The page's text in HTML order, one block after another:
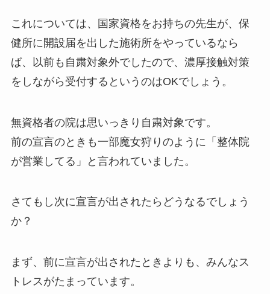
これについては、国家資格をお持ちの先生が、保
健所に開設届を出した施術所をやっているなら
ば、以前も自粛対象外でしたので、濃厚接触対策
をしながら受付するというのはOKでしょう。
無資格者の院は思いっきり自粛対象です。
前の宣言のときも一部魔女狩りのように「整体院
が営業してる」と言われていました。
さてもし次に宣言が出されたらどうなるでしょう
か？
まず、前に宣言が出されたときよりも、みんなス
トレスがたまっています。